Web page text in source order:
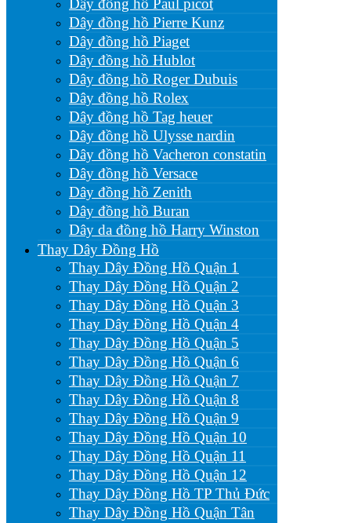
Dây đồng hồ Pierre Kunz
Dây đồng hồ Piaget
Dây đồng hồ Hublot
Dây đồng hồ Roger Dubuis
Dây đồng hồ Rolex
Dây đồng hồ Tag heuer
Dây đồng hồ Ulysse nardin
Dây đồng hồ Vacheron constatin
Dây đồng hồ Versace
Dây đồng hồ Zenith
Dây đồng hồ Buran
Dây da đồng hồ Harry Winston
Thay Dây Đồng Hồ
Thay Dây Đồng Hồ Quận 1
Thay Dây Đồng Hồ Quận 2
Thay Dây Đồng Hồ Quận 3
Thay Dây Đồng Hồ Quận 4
Thay Dây Đồng Hồ Quận 5
Thay Dây Đồng Hồ Quận 6
Thay Dây Đồng Hồ Quận 7
Thay Dây Đồng Hồ Quận 8
Thay Dây Đồng Hồ Quận 9
Thay Dây Đồng Hồ Quận 10
Thay Dây Đồng Hồ Quận 11
Thay Dây Đồng Hồ Quận 12
Thay Dây Đồng Hồ TP Thủ Đức
Thay Dây Đồng Hồ Quận Tân